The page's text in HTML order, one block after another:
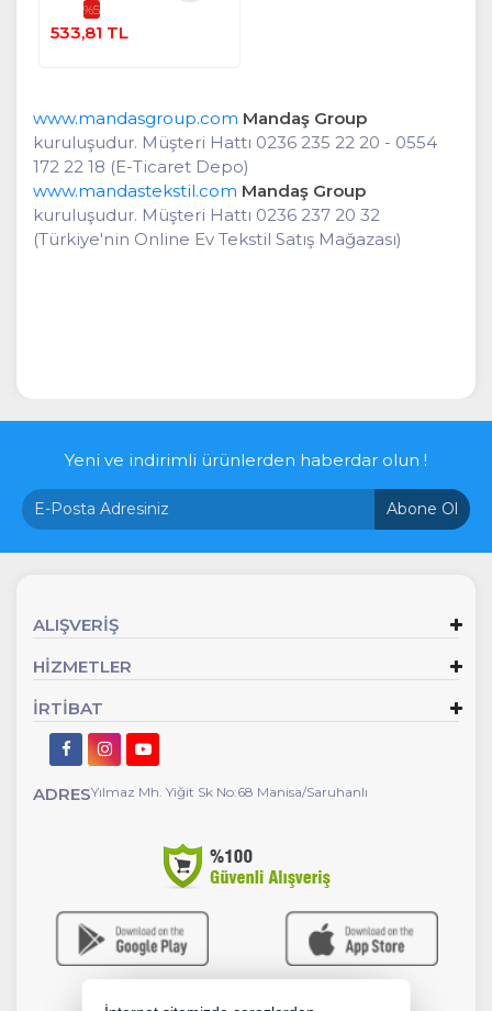
%5
533,81 TL
www.mandasgroup.com Mandaş Group
kuruluşudur. Müşteri Hattı 0236 235 22 20 - 0554
172 22 18 (E-Ticaret Depo)
www.mandastekstil.com Mandaş Group
kuruluşudur. Müşteri Hattı 0236 237 20 32
(Türkiye'nin Online Ev Tekstil Satış Mağazası)
Yeni ve indirimli ürünlerden haberdar olun !
Abone Ol
ALIŞVERİŞ
HİZMETLER
İRTİBAT
ADRESYılmaz Mh. Yiğit Sk No:68 Manisa/Saruhanlı